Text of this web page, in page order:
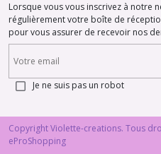
Lorsque vous vous inscrivez à notre
régulièrement votre boîte de
pour vous assurer de recevoir nos
Je ne suis pas un robot
Copyright Violette-creations. Tous
eProShopping